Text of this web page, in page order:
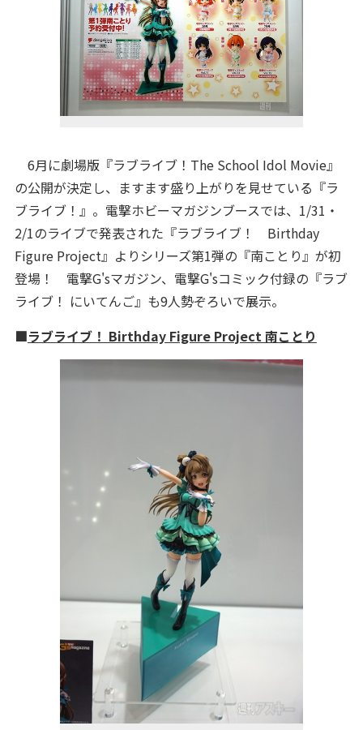
6月に劇場版『ラブライブ！The School Idol Movie』
の公開が決定し、ますます盛り上がりを見せている『ラ
ブライブ！』。電撃ホビーマガジンブースでは、1/31・
2/1のライブで発表された『ラブライブ！ Birthday
Figure Project』よりシリーズ第1弾の『南ことり』が初
登場！ 電撃G'sマガジン、電撃G'sコミック付録の『ラブ
ライブ！ にいてんご』も9人勢ぞろいで展示。
■ラブライブ！ Birthday Figure Project 南ことり